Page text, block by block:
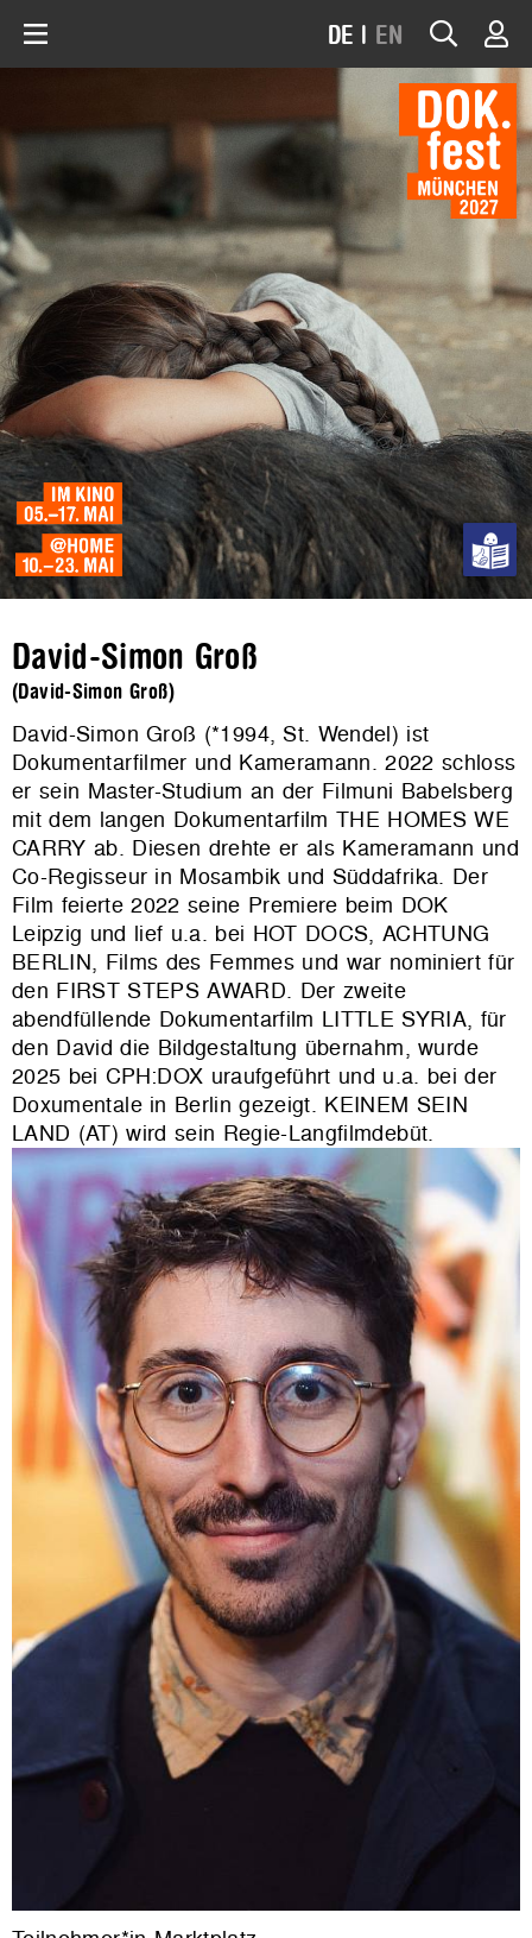
DE | EN
David-Simon Groß
(David-Simon Groß)
David-Simon Groß (*1994, St. Wendel) ist
Dokumentarfilmer und Kameramann. 2022 schloss
er sein Master-Studium an der Filmuni Babelsberg
mit dem langen Dokumentarfilm THE HOMES WE
CARRY ab. Diesen drehte er als Kameramann und
Co-Regisseur in Mosambik und Süddafrika. Der
Film feierte 2022 seine Premiere beim DOK
Leipzig und lief u.a. bei HOT DOCS, ACHTUNG
BERLIN, Films des Femmes und war nominiert für
den FIRST STEPS AWARD. Der zweite
abendfüllende Dokumentarfilm LITTLE SYRIA, für
den David die Bildgestaltung übernahm, wurde
2025 bei CPH:DOX uraufgeführt und u.a. bei der
Doxumentale in Berlin gezeigt. KEINEM SEIN
LAND (AT) wird sein Regie-Langfilmdebüt.